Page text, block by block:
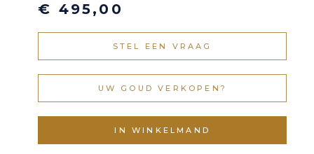
€ 495,00
STEL EEN VRAAG
UW GOUD VERKOPEN?